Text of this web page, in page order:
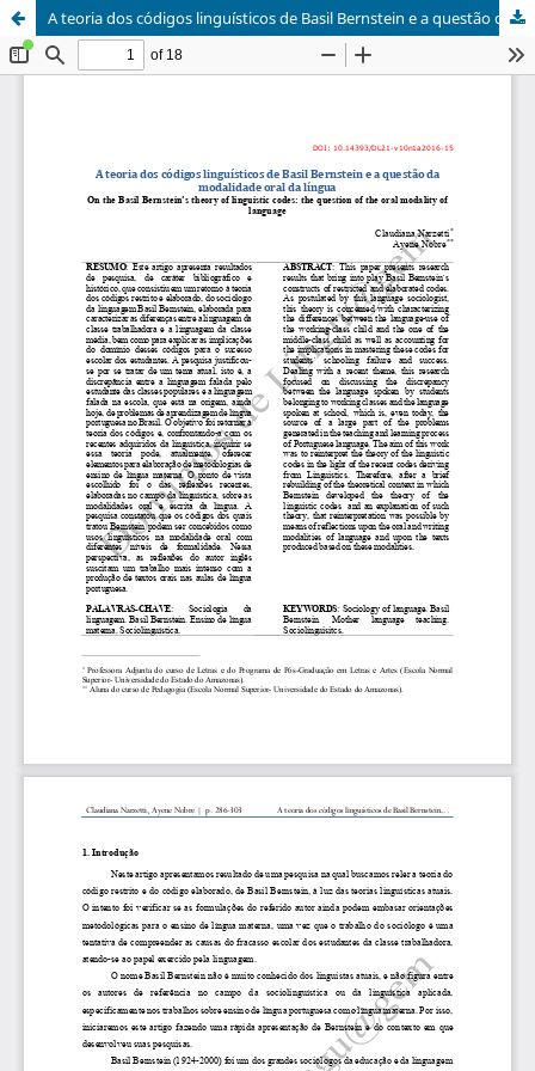
A teoria dos códigos linguísticos de Basil Bernstein e a questão da modalidade oral da língua